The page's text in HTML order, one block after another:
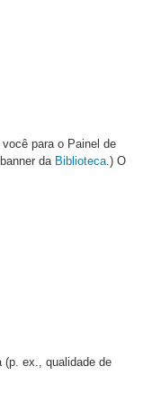
para o Painel de
da Biblioteca.) O
(p. ex., qualidade de